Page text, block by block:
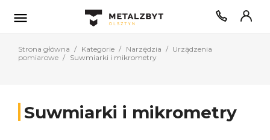

Strona główna Kategorie Narzędzia
Urządzenia
pomiarowe
Suwmiarki i mikrometry
Suwmiarki i mikrometry